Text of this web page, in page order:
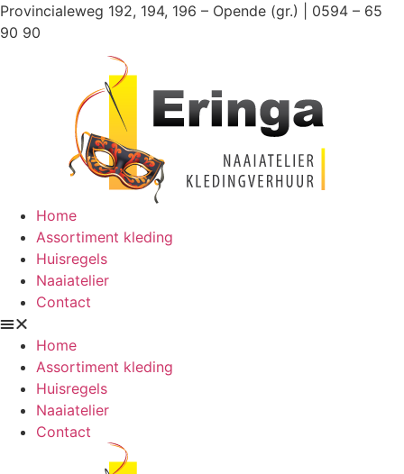
Ga
naar
Provincialeweg 192, 194, 196 – Opende (gr.) | 0594 – 65
90 90
Home
Assortiment kleding
Huisregels
Naaiatelier
Contact
Home
Assortiment kleding
Huisregels
Naaiatelier
Contact